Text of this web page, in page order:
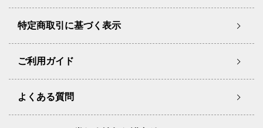
特定商取引に基づく表示
ご利用ガイド
よくある質問